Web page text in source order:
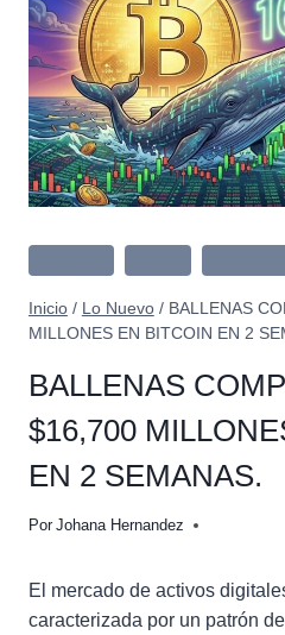
Inicio / Lo Nuevo / BALLENAS
MILLONES EN BITCOIN EN 2
BALLENAS
$16,700
EN 2 SEMANAS.
Por Johana Hernandez
El mercado de activos
caracterizada por un patrón